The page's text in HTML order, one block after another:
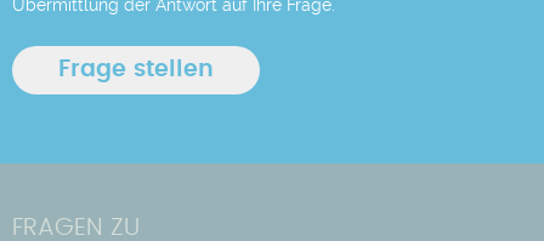
Übermittlung der Antwort auf Ihre Frage.
FRAGEN ZU